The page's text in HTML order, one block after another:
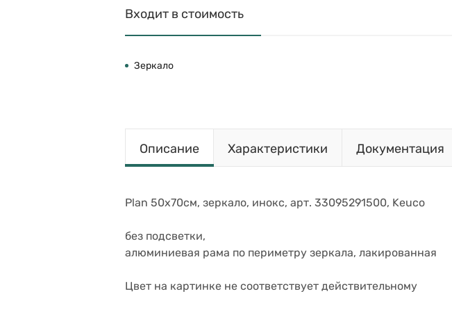
Входит в стоимость
Зеркало
Описание Характеристики Документация
Plan 50х70см, зеркало, инокс, арт. 33095291500, Keuco
без подсветки,
алюминиевая рама по периметру зеркала, лакированная
Цвет на картинке не соответствует действительному